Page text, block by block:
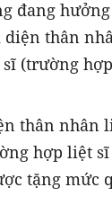
đang
diện thân
(trường
thân nhân
hợp liệt
tặng mức